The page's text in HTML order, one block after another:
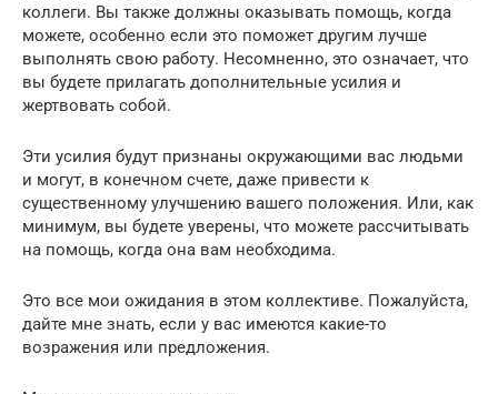
коллеги. Вы также должны оказывать помощь, когда
можете, особенно если это поможет другим лучше
выполнять свою работу. Несомненно, это означает, что
вы будете прилагать дополнительные усилия и
жертвовать собой.
Эти усилия будут признаны окружающими вас людьми
и могут, в конечном счете, даже привести к
существенному улучшению вашего положения. Или, как
минимум, вы будете уверены, что можете рассчитывать
на помощь, когда она вам необходима.
Это все мои ожидания в этом коллективе. Пожалуйста,
дайте мне знать, если у вас имеются какие-то
возражения или предложения.